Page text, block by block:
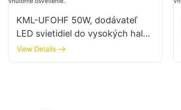
KML-UFOHF 50W, dodávateľ
LED svietidiel do vysokých hal
pre priemyselné závody, sklady
a iné vnútorné osvetlenie.
View Details